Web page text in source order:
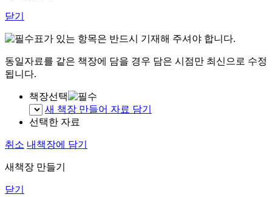
닫기
표가 있는 항목은 반드시 기재해 주셔야 합니다.
동일자료를 같은 책장에 담을 경우 담은 시점만 최신으로 수정
됩니다.
책장선택
새 책장 만들어 자료 담기
선택한 자료
취소 내책장에 담기
새책장 만들기
닫기